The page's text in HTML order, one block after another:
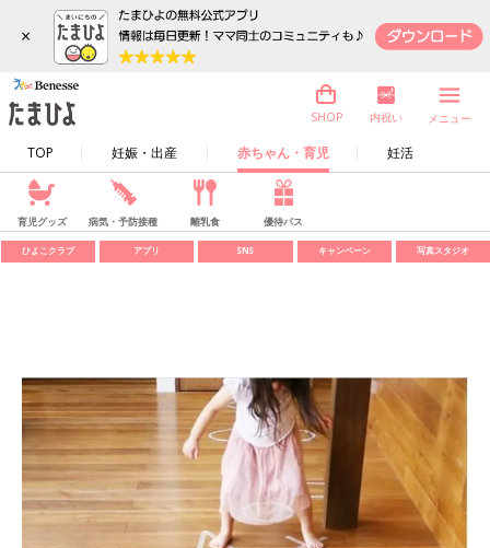
×
TOP 妊娠・出産 赤ちゃん・育児 妊活
SHOP 内祝い メニュー
育児グッズ 病気・予防接種 離乳食 優待パス
ひよこクラブ アプリ SNS キャンペーン 写真スタジオ